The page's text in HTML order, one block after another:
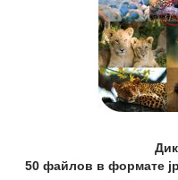
50 файлов в формате